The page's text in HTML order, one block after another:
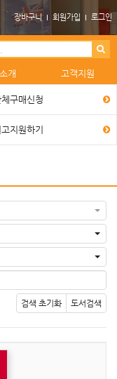
장바구니 회원가입 로그인
개 고객지원
체구매신청
지원하기
검색 초기화 도서검색